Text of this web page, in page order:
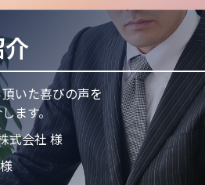
いた喜びの声を
ます。
式会社 様